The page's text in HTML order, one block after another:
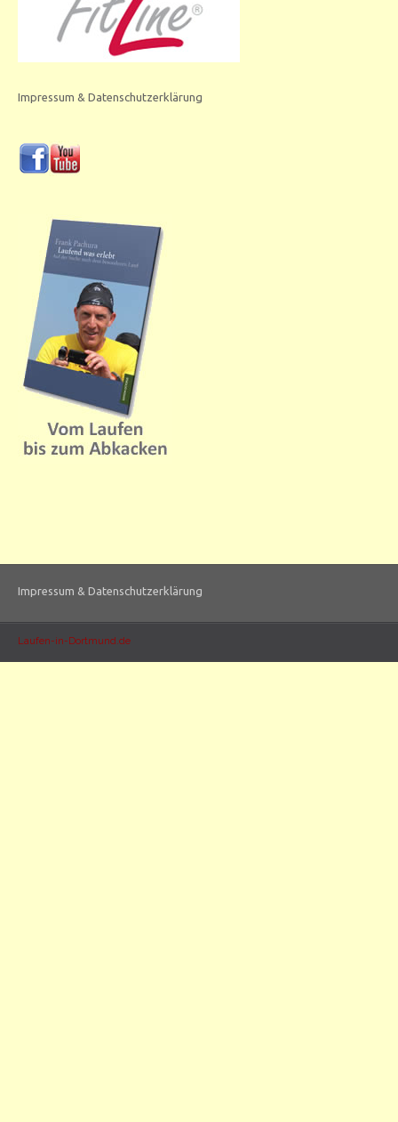
Impressum & Datenschutzerklärung
Impressum & Datenschutzerklärung
Laufen-in-Dortmund.de